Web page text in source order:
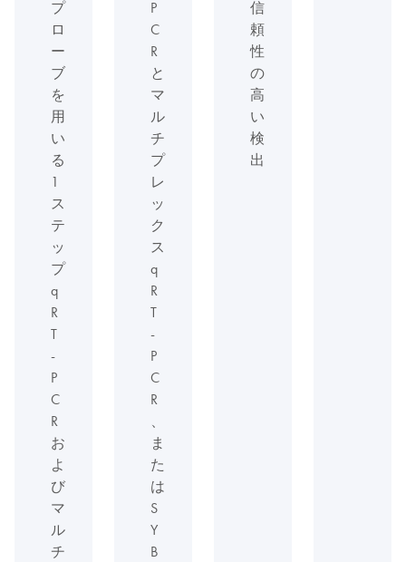
プ
ロ
ー
ブ
を
用
い
る
1
ス
テ
ッ
プ
q
R
T
-
P
C
R
お
よ
び
マ
ル
チ
P
C
R
と
マ
ル
チ
プ
レ
ッ
ク
ス
q
R
T
-
P
C
R
、
ま
た
は
S
Y
B
信
頼
性
の
高
い
検
出